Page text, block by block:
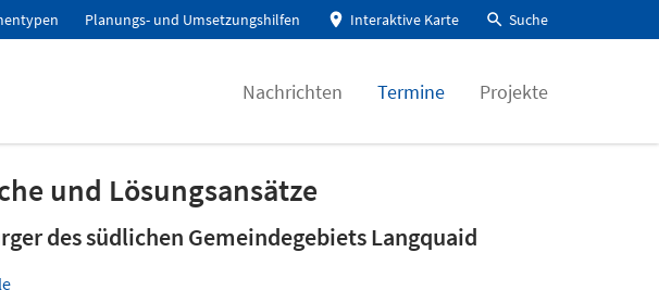
Planungs- und Umsetzungshilfen Interaktive Karte Suche
Nachrichten Termine Projekte
und Lösungsansätze
des südlichen Gemeindegebiets Langquaid